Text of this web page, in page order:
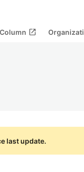
open_in_new
last update.